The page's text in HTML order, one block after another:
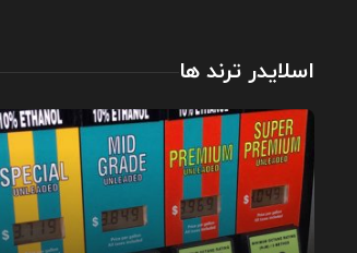
اسلایدر ترند ها